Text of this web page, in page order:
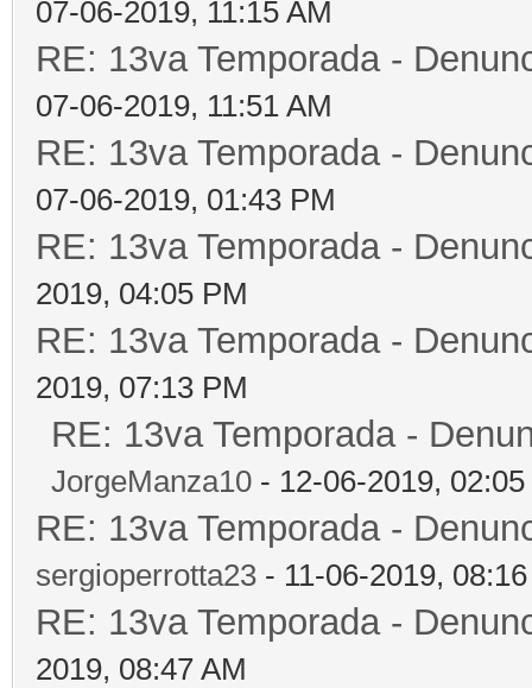
07-06-2019, 11:15 AM
RE: 13va Temporada -
07-06-2019, 11:51 AM
RE: 13va Temporada -
07-06-2019, 01:43 PM
RE: 13va Temporada -
2019, 04:05 PM
RE: 13va Temporada -
2019, 07:13 PM
RE: 13va Temporada -
JorgeManza10 - 12-06-2019,
RE: 13va Temporada -
sergioperrotta23 - 11-06-2019,
RE: 13va Temporada -
2019, 08:47 AM